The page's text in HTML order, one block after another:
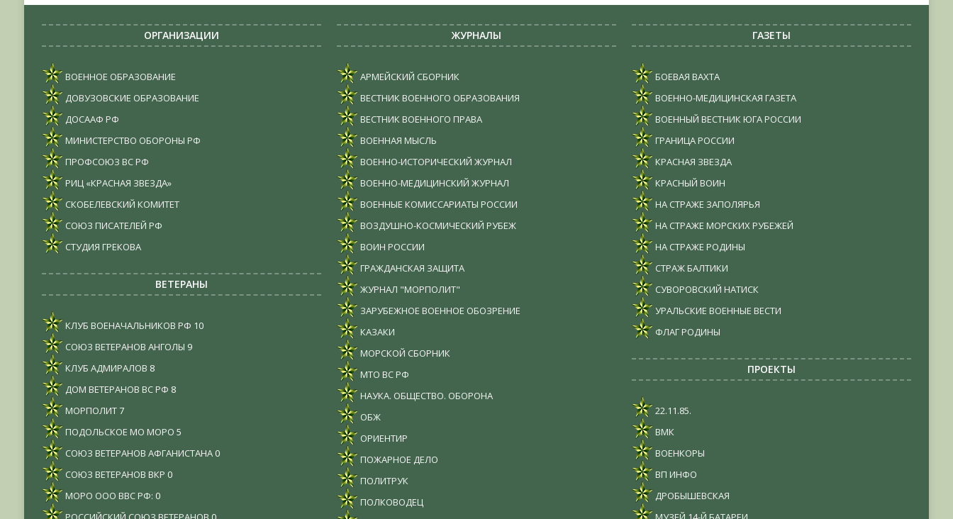
ОРГАНИЗАЦИИ
ВОЕННОЕ ОБРАЗОВАНИЕ
ДОВУЗОВСКИЕ ОБРАЗОВАНИЕ
ДОСААФ РФ
МИНИСТЕРСТВО ОБОРОНЫ РФ
ПРОФСОЮЗ ВС РФ
РИЦ «КРАСНАЯ ЗВЕЗДА»
СКОБЕЛЕВСКИЙ КОМИТЕТ
СОЮЗ ПИСАТЕЛЕЙ РФ
СТУДИЯ ГРЕКОВА
ВЕТЕРАНЫ
КЛУБ ВОЕНАЧАЛЬНИКОВ РФ 10
СОЮЗ ВЕТЕРАНОВ АНГОЛЫ 9
КЛУБ АДМИРАЛОВ 8
ДОМ ВЕТЕРАНОВ ВС РФ 8
МОРПОЛИТ7
ПОДОЛЬСКОЕ МО МОРО 5
СОЮЗ ВЕТЕРАНОВ АФГАНИСТАНА0
СОЮЗ ВЕТЕРАНОВ ВКР 0
МОРО ООО ВВС РФ: 0
ЖУРНАЛЫ
АРМЕЙСКИЙ СБОРНИК
ВЕСТНИК ВОЕННОГО ОБРАЗОВАНИЯ
ВЕСТНИК ВОЕННОГО ПРАВА
ВОЕННАЯ МЫСЛЬ
ВОЕННО-ИСТОРИЧЕСКИЙ ЖУРНАЛ
ВОЕННО-МЕДИЦИНСКИЙ ЖУРНАЛ
ВОЕННЫЕ КОМИССАРИАТЫ РОССИИ
ВОЗДУШНО-КОСМИЧЕСКИЙ РУБЕЖ
ВОИН РОССИИ
ГРАЖДАНСКАЯ ЗАЩИТА
ЖУРНАЛ "МОРПОЛИТ"
ЗАРУБЕЖНОЕ ВОЕННОЕ ОБОЗРЕНИЕ
КАЗАКИ
МОРСКОЙ СБОРНИК
МТО ВС РФ
НАУКА. ОБЩЕСТВО. ОБОРОНА
ОБЖ
ОРИЕНТИР
ПОЖАРНОЕ ДЕЛО
ПОЛИТРУК
ПОЛКОВОДЕЦ
ГАЗЕТЫ
БОЕВАЯ ВАХТА
ВОЕННО-МЕДИЦИНСКАЯ ГАЗЕТА
ВОЕННЫЙ ВЕСТНИК ЮГА РОССИИ
ГРАНИЦА РОССИИ
КРАСНАЯ ЗВЕЗДА
КРАСНЫЙ ВОИН
НА СТРАЖЕ ЗАПОЛЯРЬЯ
НА СТРАЖЕ МОРСКИХ РУБЕЖЕЙ
НА СТРАЖЕ РОДИНЫ
СТРАЖ БАЛТИКИ
СУВОРОВСКИЙ НАТИСК
УРАЛЬСКИЕ ВОЕННЫЕ ВЕСТИ
ФЛАГ РОДИНЫ
ПРОЕКТЫ
22.11.85.
ВМК
ВОЕНКОРЫ
ВП ИНФО
ДРОБЫШЕВСКАЯ